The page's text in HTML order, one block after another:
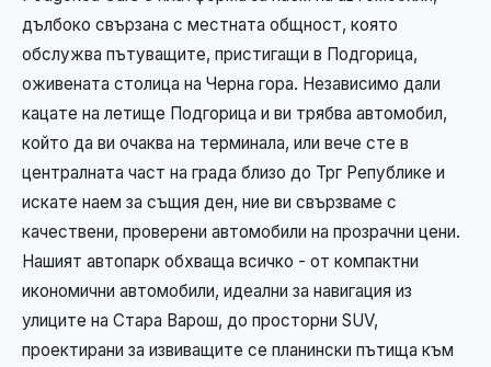
дълбоко свързана с местната общност, която
обслужва пътуващите, пристигащи в Подгорица,
оживената столица на Черна гора. Независимо дали
кацате на летище Подгорица и ви трябва автомобил,
който да ви очаква на терминала, или вече сте в
централната част на града близо до Трг Републике и
искате наем за същия ден, ние ви свързваме с
качествени, проверени автомобили на прозрачни цени.
Нашият автопарк обхваща всичко - от компактни
икономични автомобили, идеални за навигация из
улиците на Стара Варош, до просторни SUV,
проектирани за извиващите се планински пътища към